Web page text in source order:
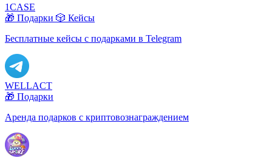
1CASE
🎁 Подарки 🎲 Кейсы
Бесплатные кейсы с подарками в Telegram
WELLACT
🎁 Подарки
Аренда подарков с криптовознаграждением